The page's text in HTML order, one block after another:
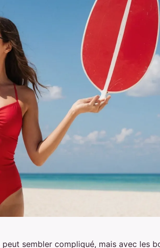
sembler compliqué, mais avec les